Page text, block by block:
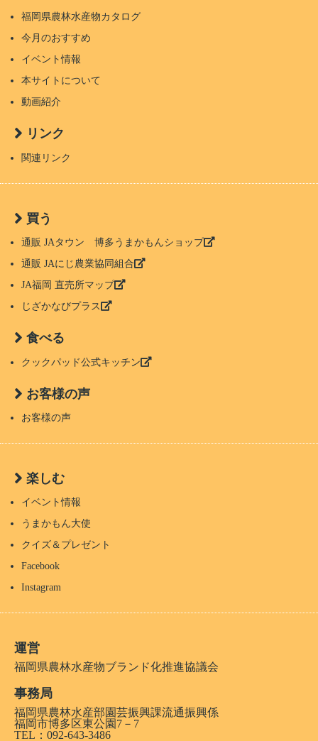
福岡県農林水産物カタログ
今月のおすすめ
イベント情報
本サイトについて
動画紹介
リンク
関連リンク
買う
通販 JAタウン 博多うまかもんショップ
通販 JAにじ農業協同組合
JA福岡 直売所マップ
じざかなびプラス
食べる
クックパッド公式キッチン
お客様の声
お客様の声
楽しむ
イベント情報
うまかもん大使
クイズ＆プレゼント
Facebook
Instagram
運営
福岡県農林水産物ブランド化推進協議会
事務局
福岡県農林水産部園芸振興課流通振興係
福岡市博多区東公園7－7
TEL：092-643-3486